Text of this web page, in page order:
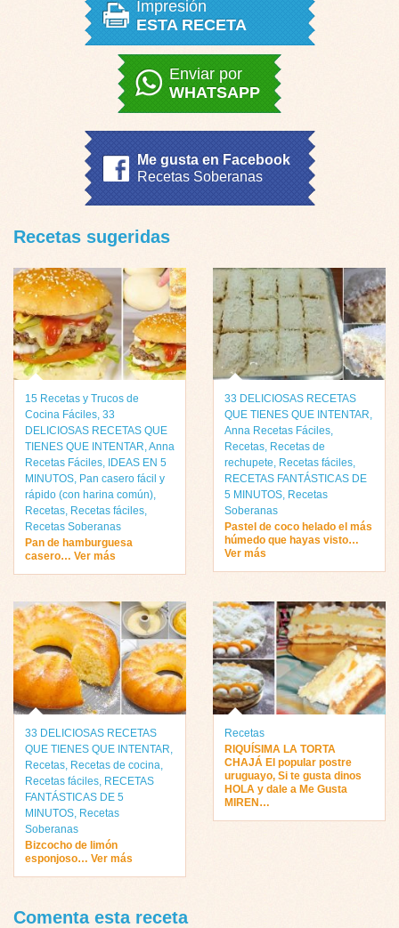
Impresión
ESTA RECETA
Enviar por
WHATSAPP
Me gusta en Facebook
Recetas Soberanas
Recetas sugeridas
15 Recetas y Trucos de
Cocina Fáciles, 33
DELICIOSAS RECETAS QUE
TIENES QUE INTENTAR,Anna
Recetas Fáciles, IDEAS EN 5
MINUTOS, Pan casero fácil y
rápido (con harina común),
Recetas, Recetas fáciles,
Recetas Soberanas
Pan de hamburguesa
casero… Ver más
33 DELICIOSAS RECETAS
QUE TIENES QUE INTENTAR,
Anna Recetas Fáciles,
Recetas, Recetas de
rechupete, Recetas fáciles,
RECETAS FANTÁSTICAS DE
5 MINUTOS, Recetas
Soberanas
Pastel de coco helado el más
húmedo que hayas visto…
Ver más
33 DELICIOSAS RECETAS
QUE TIENES QUE INTENTAR,
Recetas, Recetas de cocina,
Recetas fáciles, RECETAS
FANTÁSTICAS DE 5
MINUTOS, Recetas
Soberanas
Bizcocho de limón
esponjoso… Ver más
Recetas
RIQUÍSIMA LA TORTA
CHAJÁ El popular postre
uruguayo, Si te gusta dinos
HOLA y dale a Me Gusta
MIREN…
Comenta esta receta